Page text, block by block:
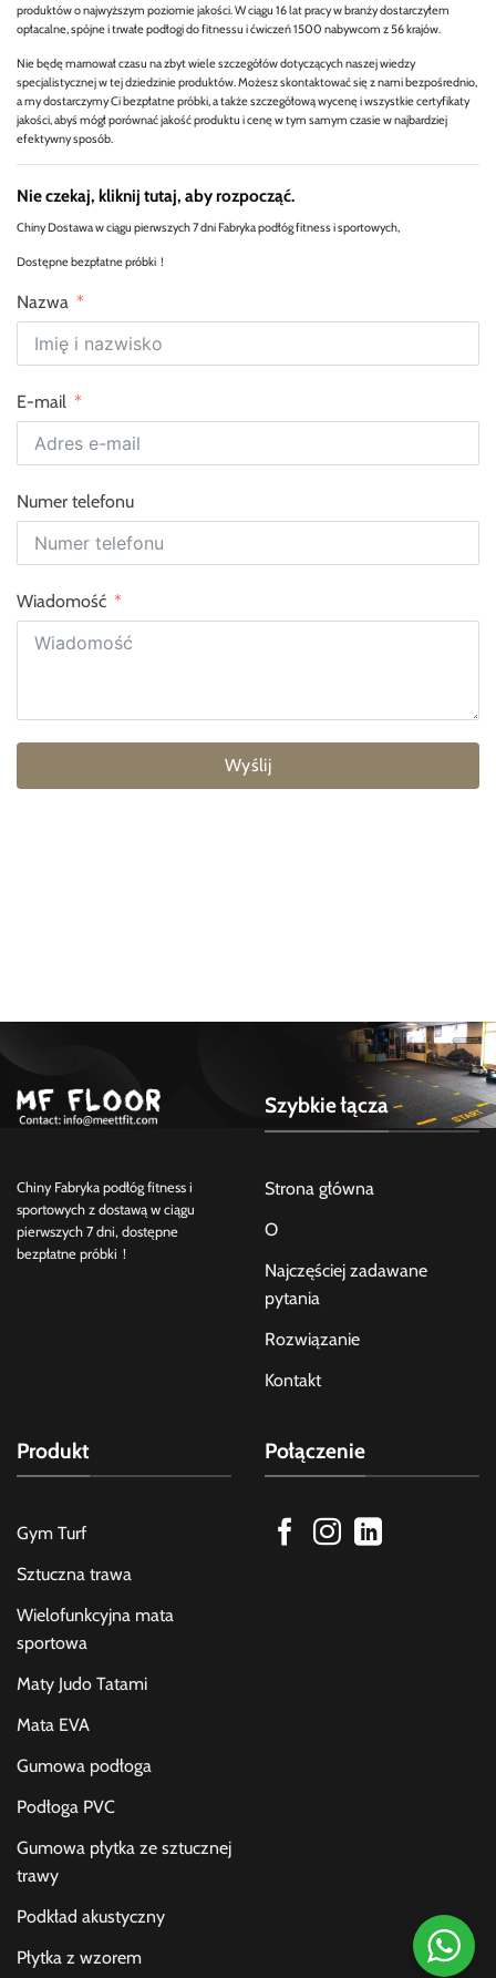
produktów o najwyższym poziomie jakości. W ciągu 16 lat pracy w branży dostarczyłem
opłacalne, spójne i trwałe podłogi do fitnessu i ćwiczeń 1500 nabywcom z 56 krajów.
Nie będę marnował czasu na zbyt wiele szczegółów dotyczących naszej wiedzy
specjalistycznej w tej dziedzinie produktów. Możesz skontaktować się z nami bezpośrednio,
a my dostarczymy Ci bezpłatne próbki, a także szczegółową wycenę i wszystkie certyfikaty
jakości, abyś mógł porównać jakość produktu i cenę w tym samym czasie w najbardziej
efektywny sposób.
Nie czekaj, kliknij tutaj, aby rozpocząć.
Chiny Dostawa w ciągu pierwszych 7 dni Fabryka podłóg fitness i sportowych,
Dostępne bezpłatne próbki！
Nazwa
E-mail
Numer telefonu
Wiadomość
Wyślij
Chiny Fabryka podłóg fitness i
sportowych z dostawą w ciągu
pierwszych 7 dni, dostępne
bezpłatne próbki！
Szybkie łącza
Strona główna
O
Najczęściej zadawane
pytania
Rozwiązanie
Kontakt
Produkt
Gym Turf
Sztuczna trawa
Wielofunkcyjna mata
sportowa
Maty Judo Tatami
Mata EVA
Gumowa podłoga
Podłoga PVC
Gumowa płytka ze sztucznej
trawy
Podkład akustyczny
Płytka z wzorem
Połączenie